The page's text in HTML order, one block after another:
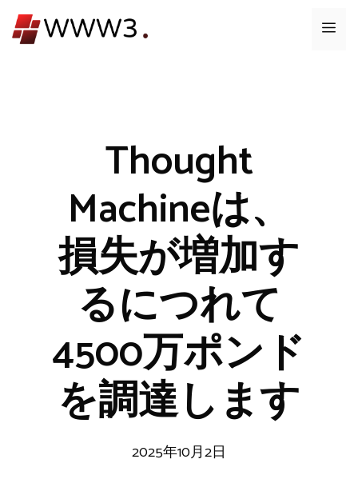
ン
メ
Thought
Machineは、
損失が増加す
るにつれて
4500万ポンド
を調達します
2025年10月2日